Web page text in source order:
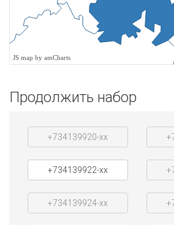
JS map by amCharts
Продолжить набор
+734139920-xx
+734139922-xx
+734139924-xx